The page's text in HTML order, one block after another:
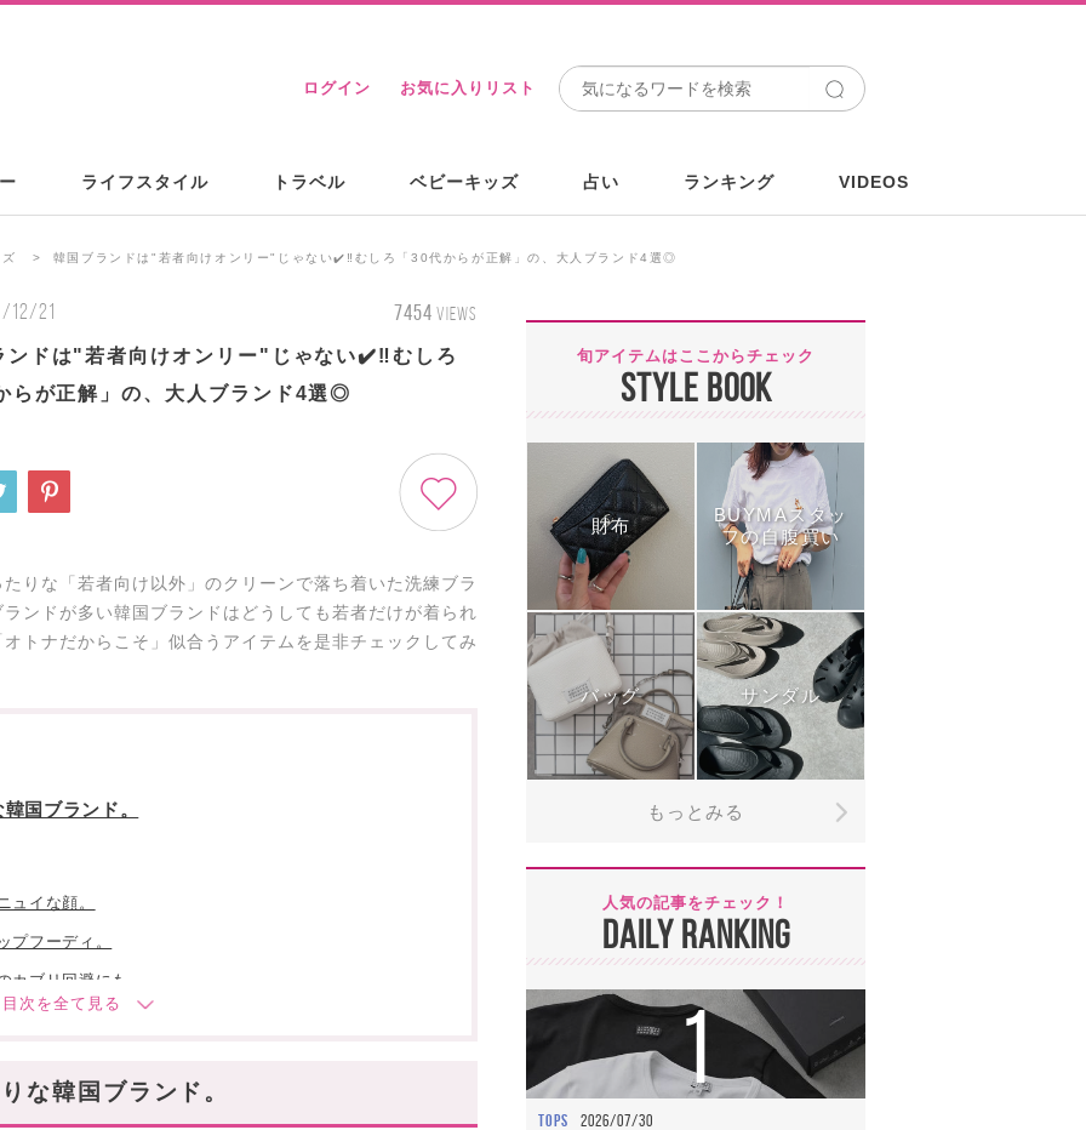
ログイン お気に入りリスト
ライフスタイル トラベル ベビーキッズ 占い ランキング VIDEOS
韓国ブランドは"若者向けオンリー"じゃない✔️‼︎むしろ「30代からが正解」の、大人ブランド4選◎
12/21 7454 VIEWS
ンドは"若者向けオンリー"じゃない✔️‼︎むしろ
らが正解」の、大人ブランド4選◎
りな「若者向け以外」のクリーンで落ち着いた洗練ブラ
ンドが多い韓国ブランドはどうしても若者だけが着られ
トナだからこそ」似合うアイテムを是非チェックしてみ
国ブランド。
ュイな顔。
プフーディ。
カブリ回避にも。
勝負。
な韓国ブランド。
旬アイテムはここからチェック
STYLE BOOK
財布
BUYMAスタッ
フの自腹買い
バッグ サンダル
もっとみる
人気の記事をチェック！
DAILY RANKING
1
TOPS 2026/07/30